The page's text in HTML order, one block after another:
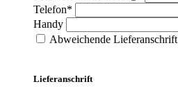
Telefon*
Handy
Abweichende Lieferanschrift
Lieferanschrift